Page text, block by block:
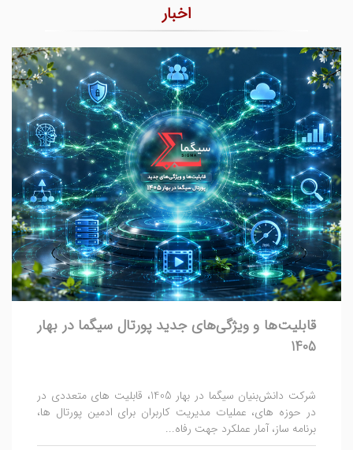
اخبار
قابلیت‌ها و ویژگی‌های جدید پورتال سیگما در بهار
1405
شرکت دانش‌بنیان سیگما در بهار 1405، قابلیت های متعددی در
در حوزه ‌های، عملیات مدیریت کاربران برای ادمین پورتال ها،
برنامه ساز، آمار عملکرد جهت رفاه...